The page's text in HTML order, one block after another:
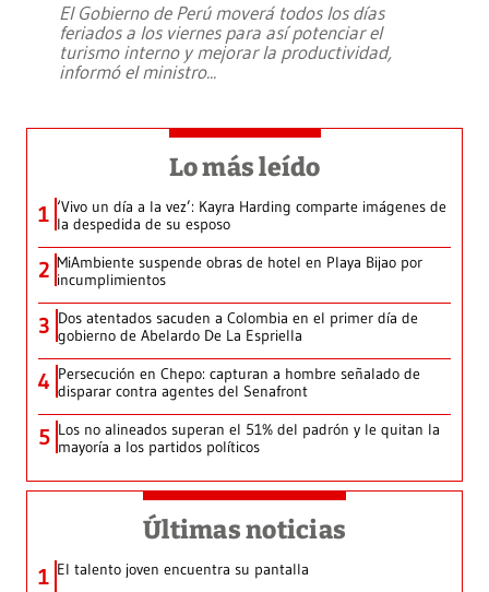
El Gobierno de Perú moverá todos los días
feriados a los viernes para así potenciar el
turismo interno y mejorar la productividad,
informó el ministro...
Lo más leído
1 ‘Vivo un día a la vez’: Kayra Harding comparte imágenes de
la despedida de su esposo
2 MiAmbiente suspende obras de hotel en Playa Bijao por
incumplimientos
3 Dos atentados sacuden a Colombia en el primer día de
gobierno de Abelardo De La Espriella
4 Persecución en Chepo: capturan a hombre señalado de
disparar contra agentes del Senafront
5 Los no alineados superan el 51% del padrón y le quitan la
mayoría a los partidos políticos
Últimas noticias
1 El talento joven encuentra su pantalla​